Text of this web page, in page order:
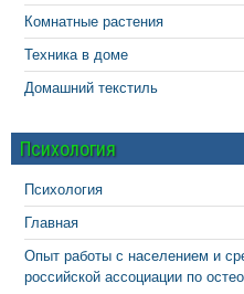
Комнатные растения
Техника в доме
Домашний текстиль
Психология
Психология
Главная
Опыт работы с населением и
российской ассоциации по